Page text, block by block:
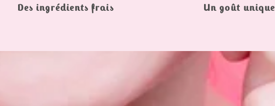
Des ingrédients frais Un goût unique